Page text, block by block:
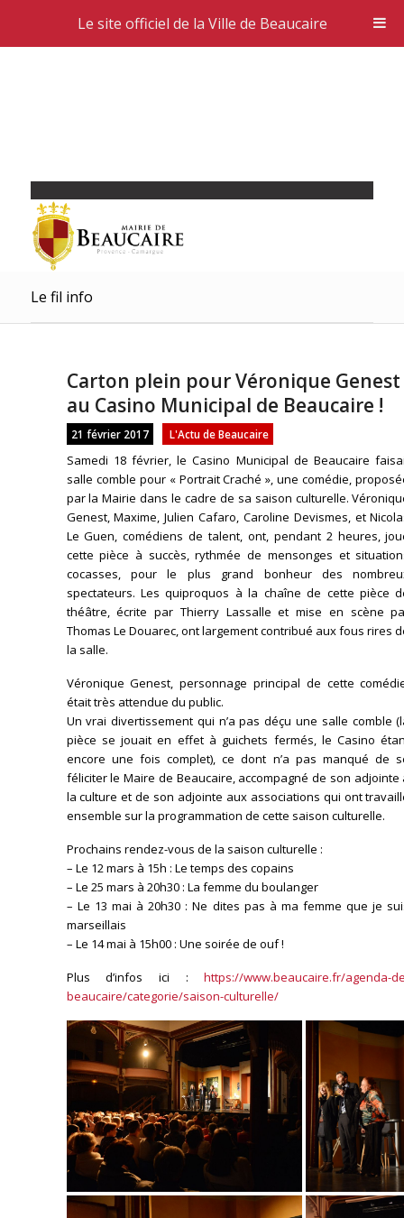
Le fil info
Carton plein pour Véronique Genest
au Casino Municipal de Beaucaire !
21 février 2017 L'Actu de Beaucaire
Samedi 18 février, le Casino Municipal de Beaucaire
salle comble pour « Portrait Craché », une comédie,
par la Mairie dans le cadre de sa saison culturelle.
Genest, Maxime, Julien Cafaro, Caroline Devismes, et
Le Guen, comédiens de talent, ont, pendant 2 heures,
cette pièce à succès, rythmée de mensonges et
cocasses, pour le plus grand bonheur des
spectateurs. Les quiproquos à la chaîne de cette pièce
théâtre, écrite par Thierry Lassalle et mise en scène
Thomas Le Douarec, ont largement contribué aux fous rires
la salle.
Véronique Genest, personnage principal de cette
était très attendue du public.
Un vrai divertissement qui n’a pas déçu une salle comble
pièce se jouait en effet à guichets fermés, le Casino
encore une fois complet), ce dont n’a pas manqué de
féliciter le Maire de Beaucaire, accompagné de son adjointe
la culture et de son adjointe aux associations qui ont
ensemble sur la programmation de cette saison culturelle.
Prochains rendez-vous de la saison culturelle :
– Le 12 mars à 15h : Le temps des copains
– Le 25 mars à 20h30 : La femme du boulanger
– Le 13 mai à 20h30 : Ne dites pas à ma femme que je
marseillais
– Le 14 mai à 15h00 : Une soirée de ouf !
Plus d’infos ici :https://www.beaucaire.fr/agenda-
beaucaire/categorie/saison-culturelle/
Le site officiel de la Ville de Beaucaire